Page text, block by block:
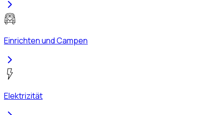
Einrichten und Campen
Elektrizität